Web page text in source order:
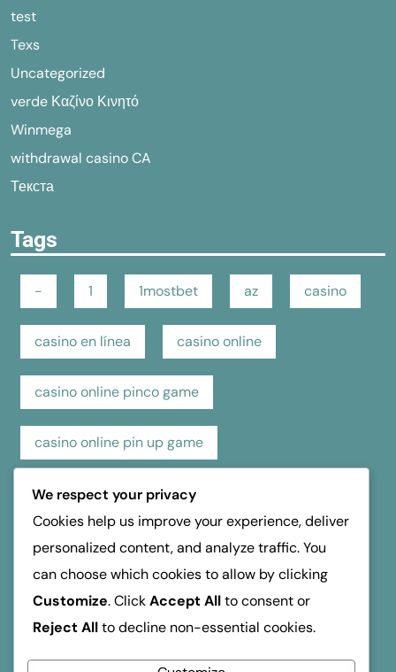
test
Texs
Uncategorized
verde Καζίνο Κινητό
Winmega
withdrawal casino CA
Текста
Tags
- 1 1mostbet az casino
casino en línea casino online
casino online pinco game
casino online pin up game
casino pin up online game
hospice dufferin kasino kasyno
mosbet mostbet online casino
We respect your privacy
Cookies help us improve your experience, deliver
personalized content, and analyze traffic. You
can choose which cookies to allow by clicking
Customize. ClickAccept Allto consent or
Reject Allto decline non-essential cookies.